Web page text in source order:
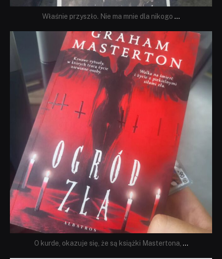
Właśnie przyszło. Nie ma mnie dla nikogo ...
dobryhorror
Sie 23
O kurde, okazuje się, że są książki Mastertona, ...